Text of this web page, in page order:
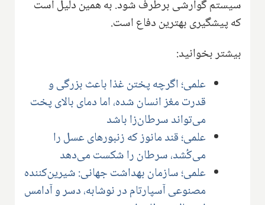
سیستم گوارشی برطرف شود. به همین دلیل است
که پیشگیری بهترین دفاع است.
بیشتر بخوانید:
علمی؛ اگرچه پختن غذا باعث بزرگی و
قدرت مغز انسان شده، اما دمای بالای پخت
می‌تواند سرطان‌زا باشد
علمی؛ قند مانوز که زنبورهای عسل را
می‌کُشد، سرطان را شکست می‌دهد
علمی؛ سازمان بهداشت جهانی: شیرین‌کننده
مصنوعی آسپارتام در نوشابه، دسر و آدامس